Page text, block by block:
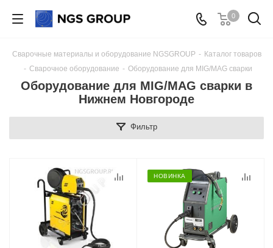
0
Сварочные материалы и оборудование NGSGROUP - Каталог товаров
- Сварочное оборудование - Оборудование для MIG/MAG сварки
Оборудование для MIG/MAG сварки в
Нижнем Новгороде
Фильтр
НОВИНКА